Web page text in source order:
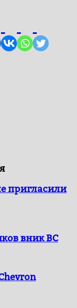
пригласили
вник ВС